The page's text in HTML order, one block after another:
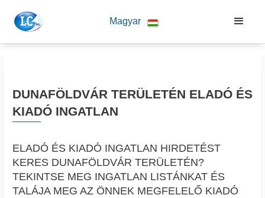
Magyar
DUNAFÖLDVÁR TERÜLETÉN ELADÓ ÉS
KIADÓ INGATLAN
ELADÓ ÉS KIADÓ INGATLAN HIRDETÉST
KERES DUNAFÖLDVÁR TERÜLETÉN?
TEKINTSE MEG INGATLAN LISTÁNKAT ÉS
TALÁJA MEG AZ ÖNNEK MEGFELELŐ KIADÓ